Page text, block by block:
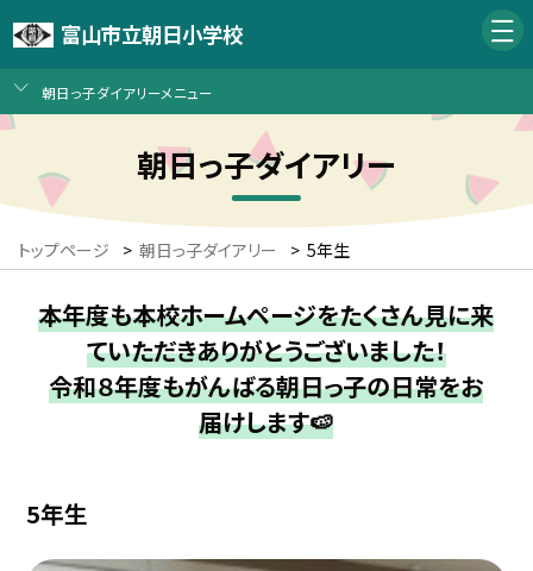
富山市立朝日小学校
朝日っ子ダイアリーメニュー
朝日っ子ダイアリー
トップページ > 朝日っ子ダイアリー > 5年生
本年度も本校ホームページをたくさん見に来
ていただきありがとうございました！
令和８年度もがんばる朝日っ子の日常をお
届けします🍉
5年生